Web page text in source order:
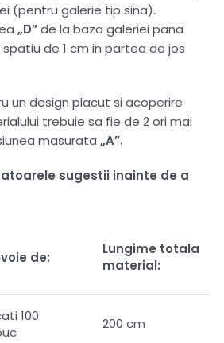
(pentru galerie tip sina).
„D”de la baza galeriei pana
de 1 cm in partea de jos
un design placut si acoperire
trebuie sa fie de 2 ori mai
masurata „A”.
sugestii inainte de a
de:
Lungime totala
material:
100
200 cm